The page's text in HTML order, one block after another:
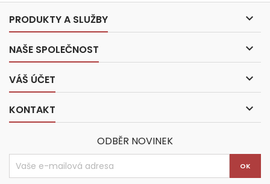
PRODUKTY A SLUŽBY 
NAŠE SPOLEČNOST 
VÁŠ ÚČET 
KONTAKT 
ODBĚR NOVINEK